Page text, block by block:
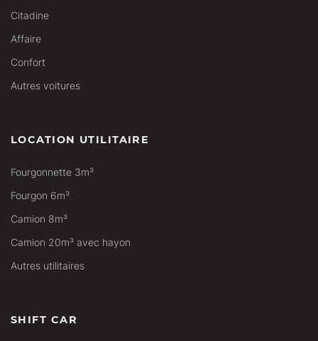
Citadine
Affaire
Confort
Autres voitures
LOCATION UTILITAIRE
Fourgonnette 3m³
Fourgon 6m³
Camion 8m³
Camion 20m³ avec hayon
Autres utilitaires
SHIFT CAR